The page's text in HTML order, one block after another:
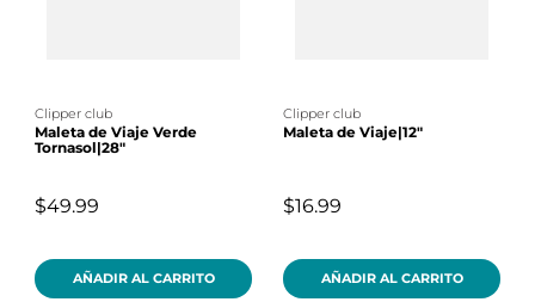
clipper club
Maleta de Viaje Verde
Tornasol|28"
$49.99
AÑADIR AL CARRITO
clipper club
Maleta de Viaje|12"
$16.99
AÑADIR AL CARRITO